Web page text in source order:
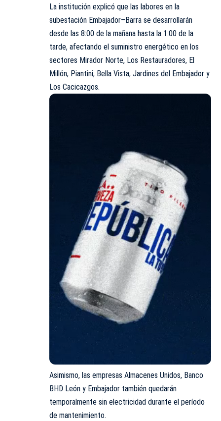
La institución explicó que las labores en la
subestación Embajador–Barra se desarrollarán
desde las 8:00 de la mañana hasta la 1:00 de la
tarde, afectando el suministro energético en los
sectores Mirador Norte, Los Restauradores, El
Millón, Piantini, Bella Vista, Jardines del Embajador y
Los Cacicazgos.
Asimismo, las empresas Almacenes Unidos, Banco
BHD León y Embajador también quedarán
temporalmente sin electricidad durante el período
de mantenimiento.